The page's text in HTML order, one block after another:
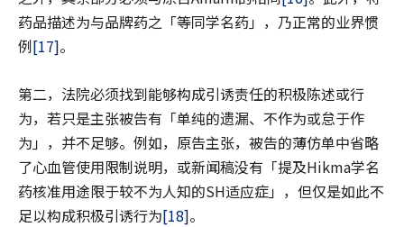
药品描述为与品牌药之「等同学名药」，乃正常的业界惯
例[17]。
第二，法院必须找到能够构成引诱责任的积极陈述或行
为，若只是主张被告有「单纯的遗漏、不作为或怠于作
为」，并不足够。例如，原告主张，被告的薄仿单中省略
了心血管使用限制说明，或新闻稿没有「提及Hikma学名
药核准用途限于较不为人知的SH适应症」，但仅是如此不
足以构成积极引诱行为[18]。